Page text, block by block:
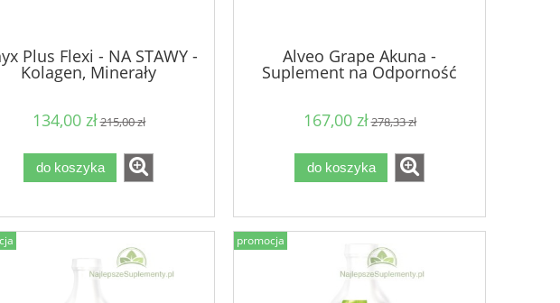
Plus Flexi - NA STAWY -
Kolagen, Minerały
134,00 zł215,00 zł
do koszyka
Alveo Grape Akuna -
Suplement na Odporność
Oczyszczenie Witalność
167,00 zł278,33 zł
do koszyka
promocja